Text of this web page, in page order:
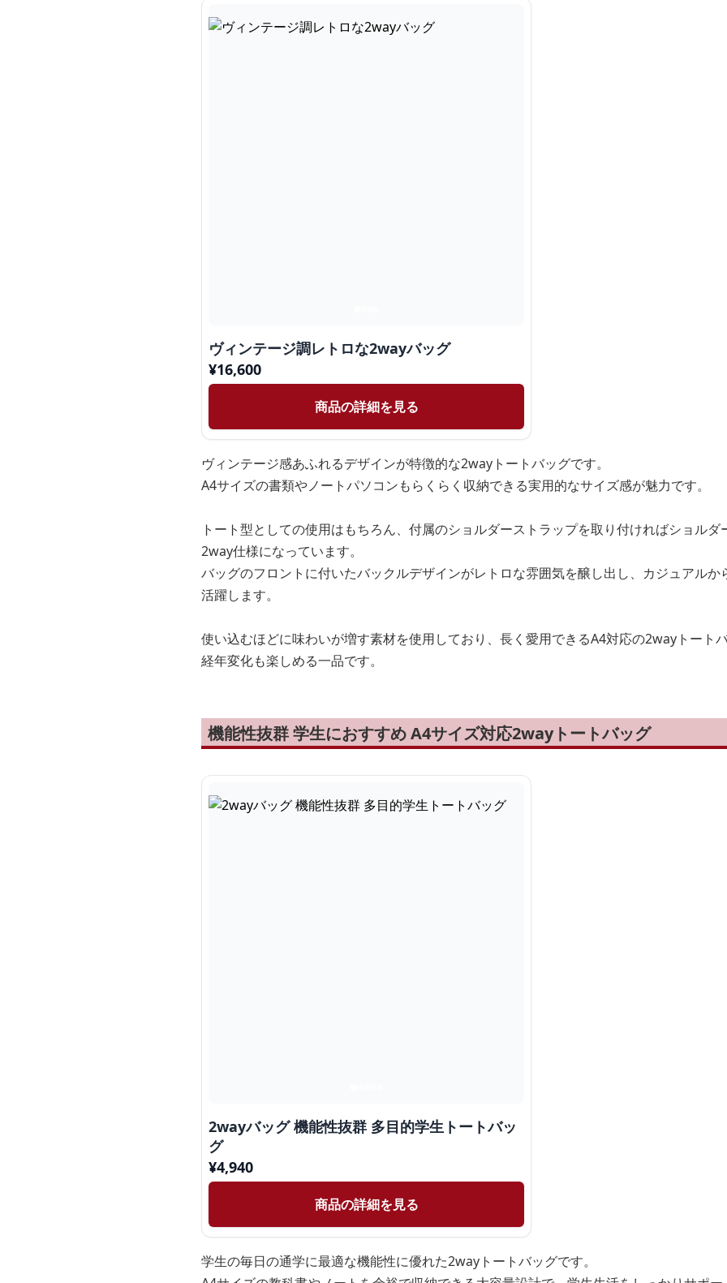
ヴィンテージ調レトロな2wayバッグ
¥16,600
商品の詳細を見る
ヴィンテージ感あふれるデザインが特徴的な2wayトートバッグです。
A4サイズの書類やノートパソコンもらくらく収納できる実用的なサイズ感が魅力です。
トート型としての使用はもちろん、付属のショルダーストラップを取り付ければショルダ
2way仕様になっています。
バッグのフロントに付いたバックルデザインがレトロな雰囲気を醸し出し、カジュアルか
活躍します。
使い込むほどに味わいが増す素材を使用しており、長く愛用できるA4対応の2wayトートバ
経年変化も楽しめる一品です。
機能性抜群 学生におすすめ A4サイズ対応2wayトートバッグ
2wayバッグ 機能性抜群 多目的学生トートバッ
グ
¥4,940
商品の詳細を見る
学生の毎日の通学に最適な機能性に優れた2wayトートバッグです。